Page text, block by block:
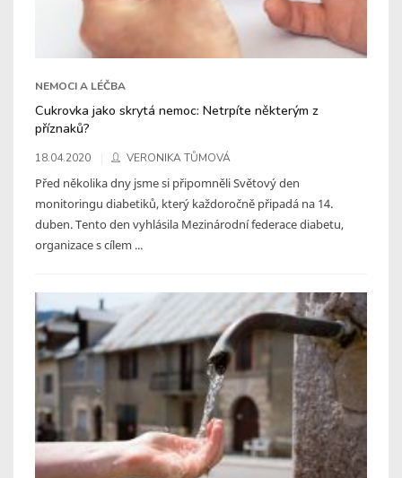
NEMOCI A LÉČBA
Cukrovka jako skrytá nemoc: Netrpíte některým z
příznaků?
18.04.2020 VERONIKA TŮMOVÁ
Před několika dny jsme si připomněli Světový den
monitoringu diabetiků, který každoročně připadá na 14.
duben. Tento den vyhlásila Mezinárodní federace diabetu,
organizace s cílem ...